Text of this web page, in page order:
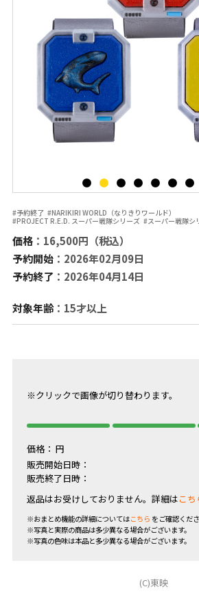
#予約終了 #NARIKIRI WORLD（なりきりワールド）
#PROJECT R.E.D. スーパー戦隊シリーズ #スーパー戦隊シ
価格：16,500円（税込）
予約開始：2026年02月09日
予約終了：2026年04月14日
対象年齢：15才以上
※クリックで画像が切り替わります。
価格： 円
販売開始日時：
販売終了日時：
返品はお受けしておりません。詳細はこち
※おまとめ機能の詳細についてはこちら をご確認くださ
※写真と実際の商品は多少異なる場合がございます。
※写真の色味は本品と多少異なる場合がございます。
(C)東映